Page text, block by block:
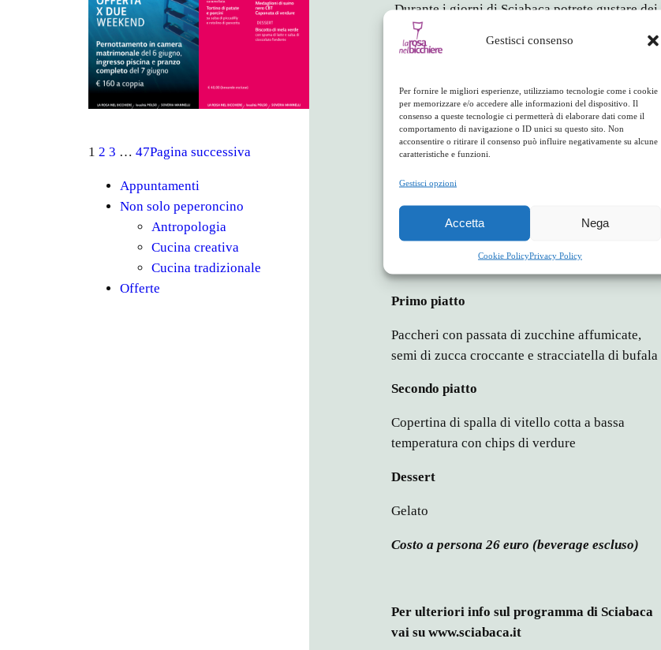
Gestisci consenso
Per fornire le migliori esperienze, utilizziamo tecnologie come i cookie
per memorizzare e/o accedere alle informazioni del dispositivo. Il
consenso a queste tecnologie ci permetterà di elaborare dati come il
comportamento di navigazione o ID unici su questo sito. Non
acconsentire o ritirare il consenso può influire negativamente su alcune
caratteristiche e funzioni.
Gestisci opzioni
Accetta Nega
Cookie PolicyPrivacy Policy
1 2 3 … 47Pagina successiva
Appuntamenti
Non solo peperoncino
Antropologia
Cucina creativa
Cucina tradizionale
Offerte
Durante i giorni di Sciabaca potrete gustare dei
menu speciali preparati dal nostro chef Antonio
Torchia, per l’occasione, a soli 26 euro (beverage
***
Ecco invece il menu che abbiamo pensato per
voi per la cena di sabato 23 settembre
Antipasto
Involtino di pasta brik con caciocavallo silano
DOP, julienne di zucchine e carote su salsa allo
Primo piatto
Paccheri con passata di zucchine affumicate,
semi di zucca croccante e stracciatella di bufala
Secondo piatto
Copertina di spalla di vitello cotta a bassa
temperatura con chips di verdure
Dessert
Gelato
Costo a persona 26 euro (beverage escluso)
Per ulteriori info sul programma di Sciabaca
vai su www.sciabaca.it